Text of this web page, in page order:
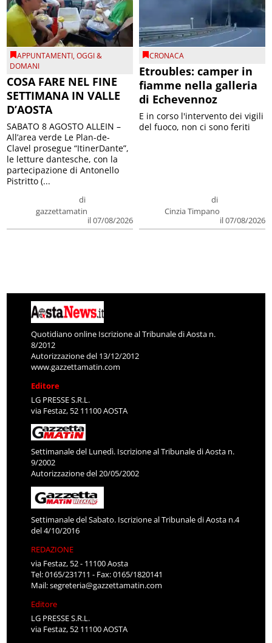
APPUNTAMENTI,OGGI &
DOMANI
COSA FARE NEL FINE
SETTIMANA IN VALLE
D’AOSTA
di
gazzettamatin
il 07/08/2026
SABATO 8 AGOSTO ALLEIN –
All’area verde Le Plan-de-
Clavel prosegue “ItinerDante”,
le letture dantesche, con la
partecipazione di Antonello
Pistritto (...
CRONACA
Etroubles: camper in
fiamme nella galleria
di Echevennoz
di
Cinzia Timpano
il 07/08/2026
E in corso l'intervento dei vigili
del fuoco, non ci sono feriti
Quotidiano online Iscrizione al Tribunale di Aosta n.
8/2012
Autorizzazione del 13/12/2012
www.gazzettamatin.com
Editore
LG PRESSE S.R.L.
via Festaz, 52 11100 AOSTA
Settimanale del Lunedì. Iscrizione al Tribunale di Aosta n.
9/2002
Autorizzazione del 20/05/2002
Settimanale del Sabato. Iscrizione al Tribunale di Aosta n.4
del 4/10/2016
REDAZIONE
via Festaz, 52 - 11100 Aosta
Tel: 0165/231711 - Fax: 0165/1820141
Mail:segreteria@gazzettamatin.com
Editore
LG PRESSE S.R.L.
via Festaz, 52 11100 AOSTA